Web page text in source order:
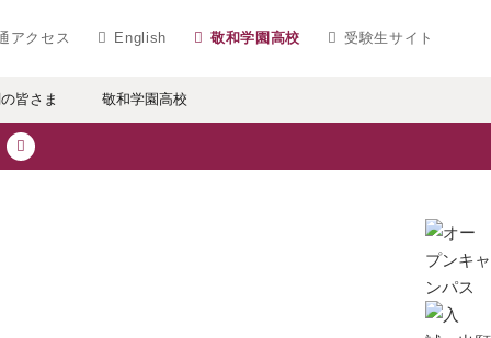
アクセス English 敬和学園高校 受験生サイト
皆さま 敬和学園高校